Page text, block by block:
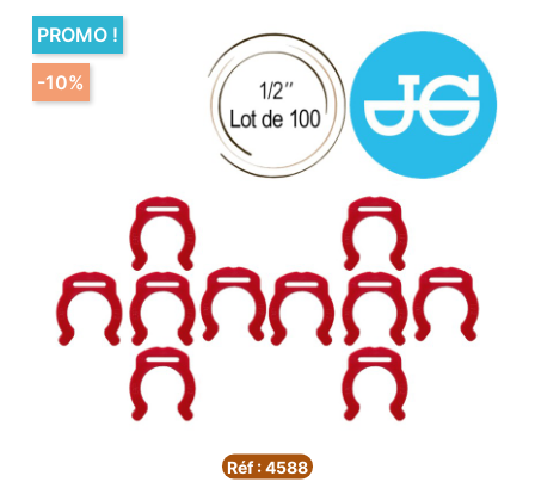
Réf : 4588
PROMO !
-10%